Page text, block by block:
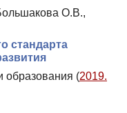
О.В.,
стандарта
образования (2019.